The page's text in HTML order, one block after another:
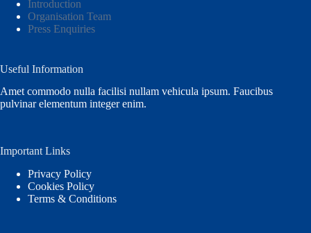
Introduction
Organisation Team
Press Enquiries
Useful Information
Amet commodo nulla facilisi nullam vehicula ipsum. Faucibus
pulvinar elementum integer enim.
Important Links
Privacy Policy
Cookies Policy
Terms & Conditions